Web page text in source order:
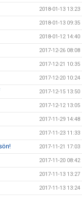
2018-01-13 13:23
2018-01-13 09:35
2018-01-12 14:40
2017-12-26 08:08
2017-12-21 10:35
2017-12-20 10:24
2017-12-15 13:50
2017-12-12 13:05
2017-11-29 14:48
2017-11-23 11:33
2017-11-21 17:03
2017-11-20 08:42
2017-11-13 13:27
2017-11-13 13:24